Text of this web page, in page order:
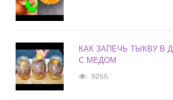
КАК ЗАПЕЧЬ ТЫКВУ В
С МЕДОМ
9266